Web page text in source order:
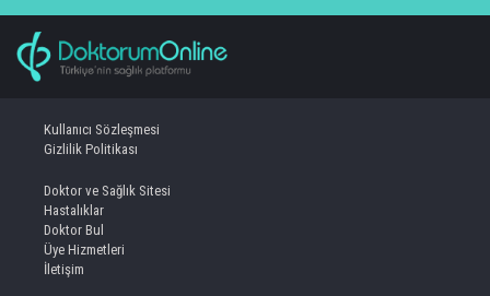
Kullanıcı Sözleşmesi
Gizlilik Politikası
Doktor ve Sağlık Sitesi
Hastalıklar
Doktor Bul
Üye Hizmetleri
İletişim